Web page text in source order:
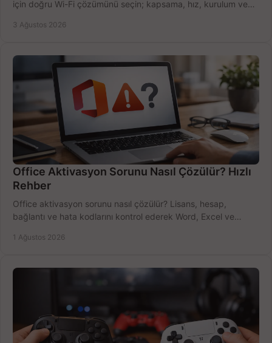
için doğru Wi-Fi çözümünü seçin; kapsama, hız, kurulum ve
3 Ağustos 2026
Office Aktivasyon Sorunu Nasıl Çözülür? Hızlı
Rehber
Office aktivasyon sorunu nasıl çözülür? Lisans, hesap,
bağlantı ve hata kodlarını kontrol ederek Word, Excel ve
1 Ağustos 2026